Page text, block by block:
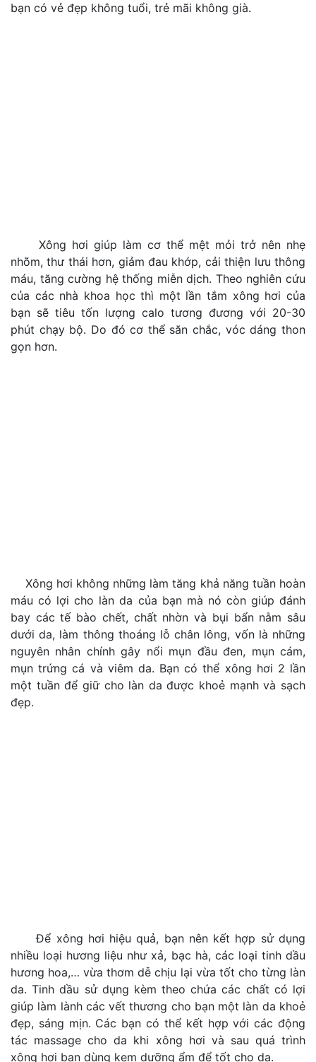
bạn có vẻ đẹp không tuổi, trẻ mãi không già.
Xông hơi giúp làm cơ thể mệt mỏi trở nên nhẹ
nhõm, thư thái hơn, giảm đau khớp, cải thiện lưu thông
máu, tăng cường hệ thống miễn dịch. Theo nghiên cứu
của các nhà khoa học thì một lần tắm xông hơi của
bạn sẽ tiêu tốn lượng calo tương đương với 20-30
phút chạy bộ. Do đó cơ thể săn chắc, vóc dáng thon
gọn hơn.
Xông hơi không những làm tăng khả năng tuần hoàn
máu có lợi cho làn da của bạn mà nó còn giúp đánh
bay các tế bào chết, chất nhờn và bụi bẩn nằm sâu
dưới da, làm thông thoáng lỗ chân lông, vốn là những
nguyên nhân chính gây nổi mụn đầu đen, mụn cám,
mụn trứng cá và viêm da. Bạn có thể xông hơi 2 lần
một tuần để giữ cho làn da được khoẻ mạnh và sạch
đẹp.
Để xông hơi hiệu quả, bạn nên kết hợp sử dụng
nhiều loại hương liệu như xả, bạc hà, các loại tinh dầu
hương hoa,… vừa thơm dễ chịu lại vừa tốt cho từng làn
da. Tinh dầu sử dụng kèm theo chứa các chất có lợi
giúp làm lành các vết thương cho bạn một làn da khoẻ
đẹp, sáng mịn. Các bạn có thể kết hợp với các động
tác massage cho da khi xông hơi và sau quá trình
xông hơi bạn dùng kem dưỡng ẩm để tốt cho da.